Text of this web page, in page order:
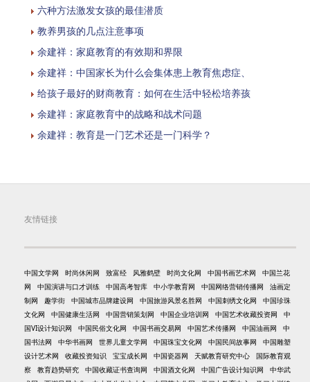
六种方法激发女孩的最佳潜质
教养男孩的几点注意事项
余建祥：家庭教育的有效期和界限
余建祥：中国家长为什么会集体患上教育焦虑症、
给孩子最好的财商教育：如何在生活中轻松培养孩
余建祥：家庭教育中的战略和战术问题
余建祥：教育是一门艺术还是一门科学？
友情链接
中国文学网 时尚休闲网 致富经 风雅鹤壁 时尚文化网 中国书画艺术网
中国兰花
网
中国演讲与口才训练 中国高考智库 中小学教育网 中国网络营销传播网
油画定
制网
趣学街 中国城市品牌建设网 中国旅游风景名胜网 中国刺绣文化网
中国珍珠
文化网
中国健康生活网 中国营销策划网 中国企业培训网 中国艺术收藏投资网
中
国VI设计知识网
中国民俗文化网 中国书画交易网 中国艺术传播网 中国油画网
中
国书法网
中华书画网 世界儿童文学网 中国珠宝文化网 中国民间故事网
中国雕塑
设计艺术网
收藏投资知识 宝宝成长网 中国瓷器网 天赋教育研究中心
国际教育观
察
教育趋势研究 中国收藏证书查询网 中国酒文化网 中国广告设计知识网
中华武